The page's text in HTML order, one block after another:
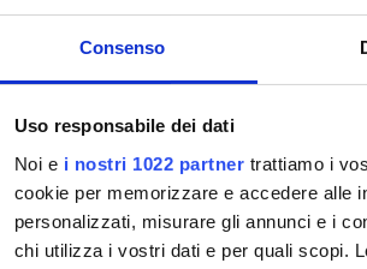
Consenso
Uso responsabile dei dati
Noi e i nostri 1022 partner trattiamo i
cookie per memorizzare e accedere alle
personalizzati, misurare gli annunci e i
chi utilizza i vostri dati e per quali scopi.